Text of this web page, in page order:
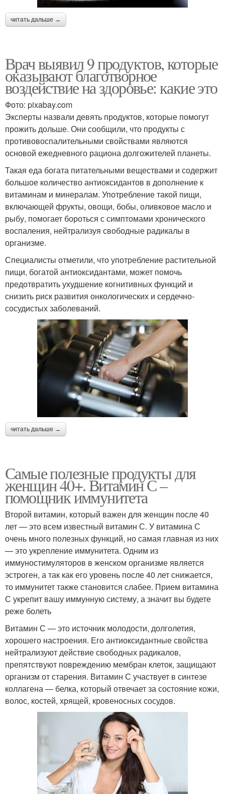
читать дальше →
Врач выявил 9 продуктов, которые
оказывают благотворное
воздействие на здоровье: какие это
Фото: pixabay.com
Эксперты назвали девять продуктов, которые помогут
прожить дольше. Они сообщили, что продукты с
противовоспалительными свойствами являются
основой ежедневного рациона долгожителей планеты.
Такая еда богата питательными веществами и содержит
большое количество антиоксидантов в дополнение к
витаминам и минералам. Употребление такой пищи,
включающей фрукты, овощи, бобы, оливковое масло и
рыбу, помогает бороться с симптомами хронического
воспаления, нейтрализуя свободные радикалы в
организме.
Специалисты отметили, что употребление растительной
пищи, богатой антиоксидантами, может помочь
предотвратить ухудшение когнитивных функций и
снизить риск развития онкологических и сердечно-
сосудистых заболеваний.
читать дальше →
Самые полезные продукты для
женщин 40+. Витамин С –
помощник иммунитета
Второй витамин, который важен для женщин после 40
лет — это всем известный витамин С. У витамина С
очень много полезных функций, но самая главная из них
— это укрепление иммунитета. Одним из
иммуностимуляторов в женском организме является
эстроген, а так как его уровень после 40 лет снижается,
то иммунитет также становится слабее. Прием витамина
С укрепит вашу иммунную систему, а значит вы будете
реже болеть
Витамин С — это источник молодости, долголетия,
хорошего настроения. Его антиоксидантные свойства
нейтрализуют действие свободных радикалов,
препятствуют повреждению мембран клеток, защищают
организм от старения. Витамин С участвует в синтезе
коллагена — белка, который отвечает за состояние кожи,
волос, костей, хрящей, кровеносных сосудов.